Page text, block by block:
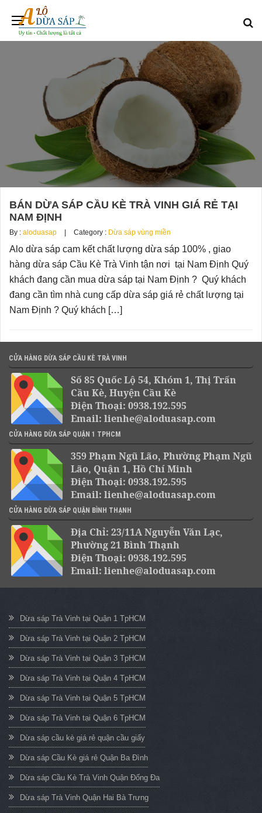
BÁN DỪA SÁP CẦU KÈ TRÀ VINH GIÁ RẺ TẠI
NAM ĐỊNH
By : aloduasap Category : Dừa sáp vùng miền
Alo dừa sáp cam kết chất lượng dừa sáp 100% , giao
hàng dừa sáp Cầu Kè Trà Vinh tận nơi tại Nam Định Quý
khách đang cần mua dừa sáp tại Nam Định ? Quý khách
đang cần tìm nhà cung cấp dừa sáp giá rẻ chất lượng tại
Nam Định ? Quý khách […]
CỬA HÀNG DỪA SÁP CẦU KÈ TRÀ VINH
Số 85 Quốc Lộ 54, Khóm 1, Thị Trấn
Cầu Kè, Huyện Cầu Kè
Điện Thoại: 0938.192.595
Email: lienhe@aloduasap.com
CỬA HÀNG DỪA SÁP QUẬN 1 TPHCM
359 Phạm Ngũ Lão, Phường Phạm Ngũ
Lão, Quận 1, Hồ Chí Minh
Điện Thoại: 0938.192.595
Email: lienhe@aloduasap.com
CỬA HÀNG DỪA SÁP QUẬN BÌNH THẠNH
Địa Chỉ: 23/11A Nguyễn Văn Lạc,
Phường 21 Bình Thạnh
Điện Thoại: 0938.192.595
Email: lienhe@aloduasap.com
Dừa sáp Trà Vinh tại Quận 1 TpHCM
Dừa sáp Trà Vinh tại Quận 2 TpHCM
Dừa sáp Trà Vinh tại Quận 3 TpHCM
Dừa sáp Trà Vinh tại Quận 4 TpHCM
Dừa sáp Trà Vinh tại Quận 5 TpHCM
Dừa sáp Trà Vinh tại Quận 6 TpHCM
Dừa sáp cầu kè giá rẻ quận cầu giấy
Dừa sáp Cầu Kè giá rẻ Quận Ba Đình
Dừa sáp Cầu Kè Trà Vinh Quận Đống Đa
Dừa sáp Trà Vinh Quận Hai Bà Trưng